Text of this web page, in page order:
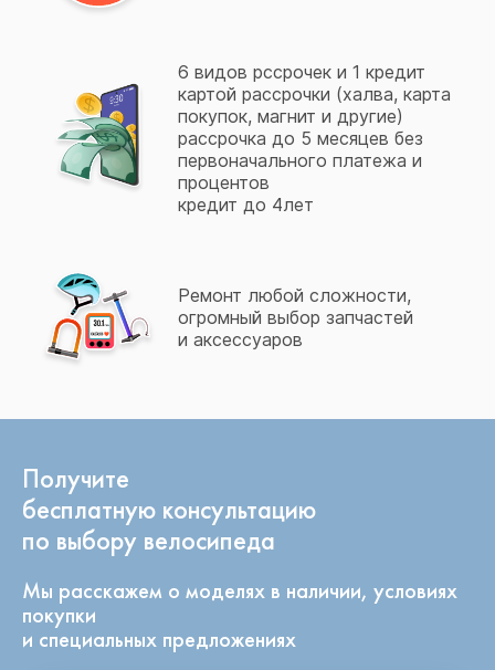
6 видов рссрочек и 1 кредит
картой рассрочки (халва, карта
покупок, магнит и другие)
рассрочка до 5 месяцев без
первоначального платежа и
процентов
кредит до 4лет
Ремонт любой сложности,
огромный выбор запчастей
и аксессуаров
Получите
бесплатную консультацию
по выбору велосипеда
Мы расскажем о моделях в наличии, условиях
покупки
и специальных предложениях